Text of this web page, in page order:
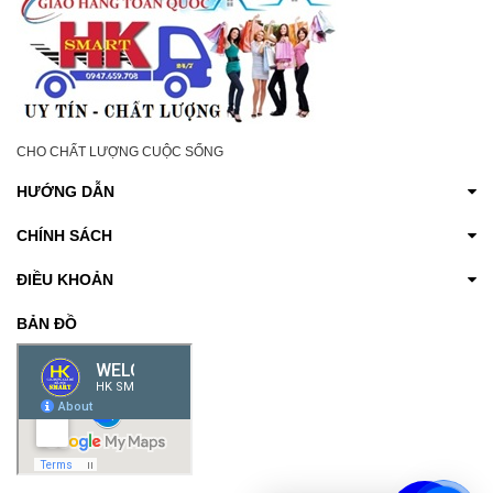
CHO CHẤT LƯỢNG CUỘC SỐNG
HƯỚNG DẪN
CHÍNH SÁCH
ĐIỀU KHOẢN
BẢN ĐỒ